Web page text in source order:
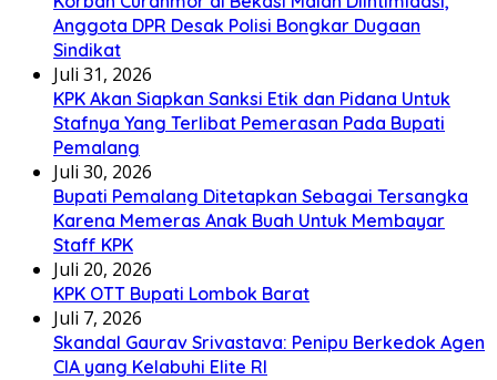
Anggota DPR Desak Polisi Bongkar Dugaan
Sindikat
Juli 31, 2026
KPK Akan Siapkan Sanksi Etik dan Pidana Untuk
Stafnya Yang Terlibat Pemerasan Pada Bupati
Pemalang
Juli 30, 2026
Bupati Pemalang Ditetapkan Sebagai Tersangka
Karena Memeras Anak Buah Untuk Membayar
Staff KPK
Juli 20, 2026
KPK OTT Bupati Lombok Barat
Juli 7, 2026
Skandal Gaurav Srivastava: Penipu Berkedok Agen
CIA yang Kelabuhi Elite RI